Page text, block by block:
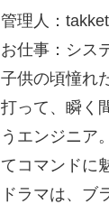
管理人：
お仕事：シス
子供の頃憧れ
打って、瞬く
うエンジニア
てコマンドに
ドラマは、ブ